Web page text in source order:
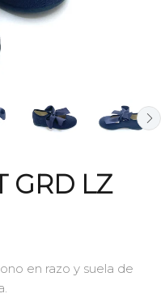
GRD LZ
en razo y suela de